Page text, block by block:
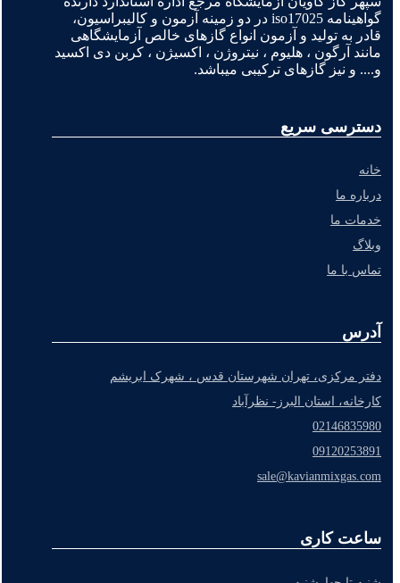
گواهینامه iso17025 در دو زمینه آزمون و کالیبراسیون،
قادر به تولید و آزمون انواع گازهای خالص آزمایشگاهی
مانند آرگون ، هلیوم ، نیتروژن ، اکسیژن ، کربن دی اکسید
و.... و نیز گازهای ترکیبی میباشد.
دسترسی سریع
خانه
درباره ما
خدمات ما
وبلاگ
تماس با ما
آدرس
دفتر مرکزی، تهران شهرستان قدس ، شهرک ابریشم
کارخانه، استان البرز- نظرآباد
02146835980
09120253891
sale@kavianmixgas.com
ساعت کاری